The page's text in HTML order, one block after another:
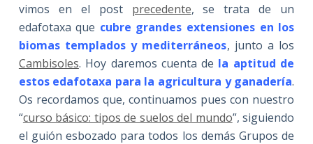
vimos en el post precedente, se trata de un
edafotaxa que cubre grandes extensiones en los
biomas templados y mediterráneos, junto a los
Cambisoles. Hoy daremos cuenta de la aptitud de
estos edafotaxa para la agricultura y ganadería.
Os recordamos que, continuamos pues con nuestro
“curso básico: tipos de suelos del mundo”, siguiendo
el guión esbozado para todos los demás Grupos de